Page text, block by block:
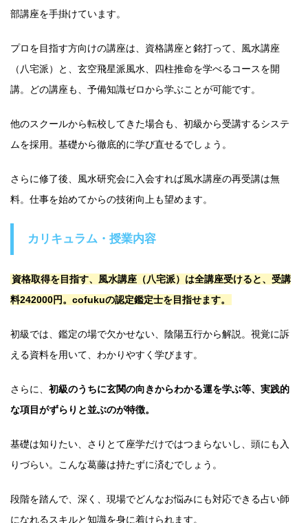
部講座を手掛けています。
プロを目指す方向けの講座は、資格講座と銘打って、風水講座
（八宅派）と、玄空飛星派風水、四柱推命を学べるコースを開
講。どの講座も、予備知識ゼロから学ぶことが可能です。
他のスクールから転校してきた場合も、初級から受講するシステ
ムを採用。基礎から徹底的に学び直せるでしょう。
さらに修了後、風水研究会に入会すれば風水講座の再受講は無
料。仕事を始めてからの技術向上も望めます。
カリキュラム・授業内容
資格取得を目指す、風水講座（八宅派）は全講座受けると、受講
料242000円。cofukuの認定鑑定士を目指せます。
初級では、鑑定の場で欠かせない、陰陽五行から解説。視覚に訴
える資料を用いて、わかりやすく学びます。
さらに、 初級のうちに玄関の向きからわかる運を学ぶ等、実践的
な項目がずらりと並ぶのが特徴。
基礎は知りたい、さりとて座学だけではつまらないし、頭にも入
りづらい。こんな葛藤は持たずに済むでしょう。
段階を踏んで、深く、現場でどんなお悩みにも対応できる占い師
になれるスキルと知識を身に着けられます。